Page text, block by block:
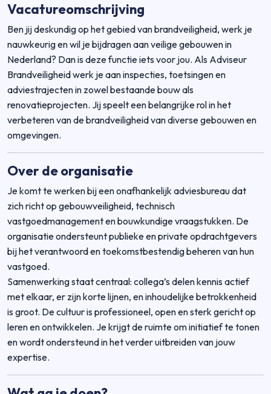
Vacatureomschrijving
Ben jij deskundig op het gebied van brandveiligheid, werk je
nauwkeurig en wil je bijdragen aan veilige gebouwen in
Nederland? Dan is deze functie iets voor jou. Als Adviseur
Brandveiligheid werk je aan inspecties, toetsingen en
adviestrajecten in zowel bestaande bouw als
renovatieprojecten. Jij speelt een belangrijke rol in het
verbeteren van de brandveiligheid van diverse gebouwen en
omgevingen.
Over de organisatie
Je komt te werken bij een onafhankelijk adviesbureau dat
zich richt op gebouwveiligheid, technisch
vastgoedmanagement en bouwkundige vraagstukken. De
organisatie ondersteunt publieke en private opdrachtgevers
bij het verantwoord en toekomstbestendig beheren van hun
vastgoed.
Samenwerking staat centraal: collega’s delen kennis actief
met elkaar, er zijn korte lijnen, en inhoudelijke betrokkenheid
is groot. De cultuur is professioneel, open en sterk gericht op
leren en ontwikkelen. Je krijgt de ruimte om initiatief te tonen
en wordt ondersteund in het verder uitbreiden van jouw
expertise.